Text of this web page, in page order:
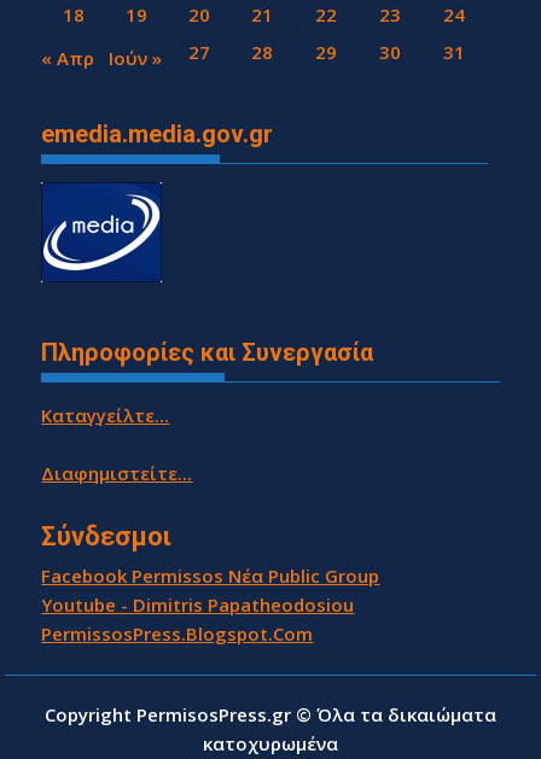
18
19 20 21 22 23
24
25
26 27 28 29 30 31
« Απρ Ιούν »
emedia.media.gov.gr
Πληροφορίες και Συνεργασία
Καταγγείλτε...
Διαφημιστείτε...
Σύνδεσμοι
Facebook Permissos Νέα Public Group
Youtube - Dimitris Papatheodosiou
PermissosPress.Blogspot.Com
Copyright PermisosPress.gr © Όλα τα δικαιώματα
κατοχυρωμένα